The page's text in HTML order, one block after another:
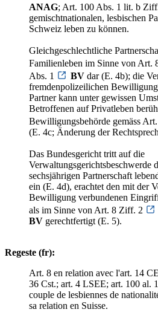
ANAG; Art. 100 Abs. 1 lit. b
gemischtnationalen, lesbischen
Schweiz leben zu können.
Gleichgeschlechtliche
Familienleben im Sinne von Art.
Abs. 1
BV dar (E. 4b); die
fremdenpolizeilichen Bewilligung
Partner kann unter gewissen
Betroffenen auf Privatleben
Bewilligungsbehörde gemäss
(E. 4c; Änderung der
Das Bundesgericht tritt auf die
Verwaltungsgerichtsbeschwerde
sechsjährigen Partnerschaft
ein (E. 4d), erachtet den mit der
Bewilligung verbundenen
als im Sinne von Art. 8 Ziff. 2
BV gerechtfertigt (E. 5).
Regeste (fr):
Art. 8 en relation avec l'art. 14
36 Cst.; art. 4 LSEE; art. 100 al.
couple de lesbiennes de
sa relation en Suisse.